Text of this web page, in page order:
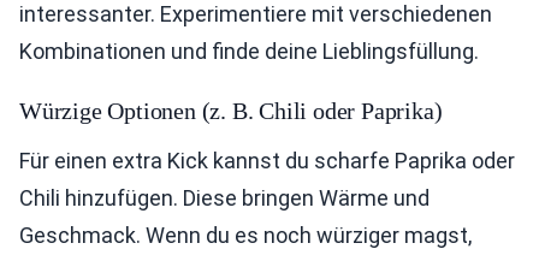
interessanter. Experimentiere mit verschiedenen
Kombinationen und finde deine Lieblingsfüllung.
Würzige Optionen (z. B. Chili oder Paprika)
Für einen extra Kick kannst du scharfe Paprika oder
Chili hinzufügen. Diese bringen Wärme und
Geschmack. Wenn du es noch würziger magst,